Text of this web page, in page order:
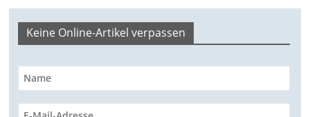
ü
r
S
o
i
Keine Online-Artikel verpassen